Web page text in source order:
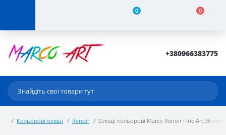
0 0
+380966383775
Кольорові олівці Renoir Олівці кольорові Marco Renoir Fine Art 36